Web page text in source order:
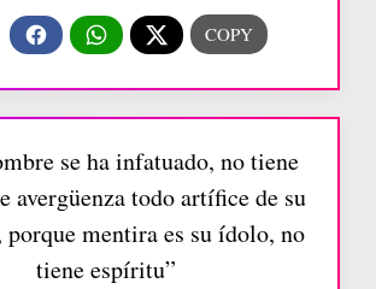
se ha infatuado, no tiene
avergüenza todo artífice de su
porque mentira es su ídolo, no
tiene espíritu”